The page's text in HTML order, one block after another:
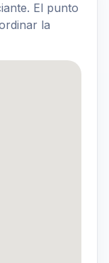
El punto
la